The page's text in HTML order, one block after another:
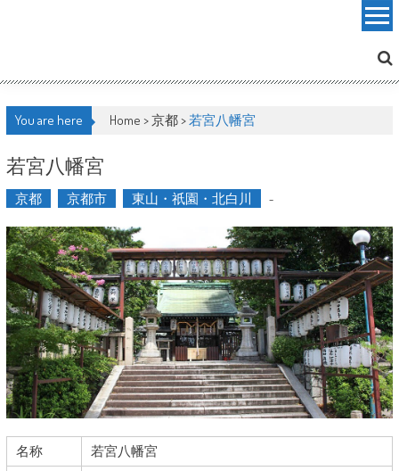
You are here Home >京都>若宮八幡宮
若宮八幡宮
京都 京都市 東山・祇園・北白川 -
名称
若宮八幡宮